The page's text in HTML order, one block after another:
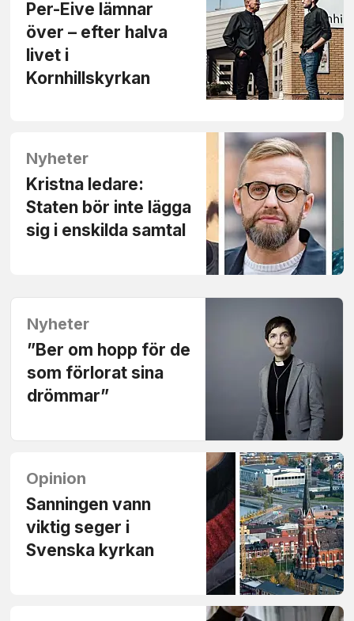
Per-Eive lämnar
över – efter halva
livet i
Kornhillskyrkan
Nyheter
Kristna ledare:
Staten bör inte lägga
sig i enskilda samtal
Nyheter
”Ber om hopp för de
som förlorat sina
drömmar”
Opinion
Sanningen vann
viktig seger i
Svenska kyrkan